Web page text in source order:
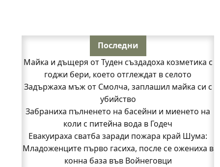
Последни
Майка и дъщеря от Туден създадоха козметика с
годжи бери, което отглеждат в селото
Задържаха мъж от Смолча, заплашил майка си с
убийство
Забраниха пълненето на басейни и миенето на
коли с питейна вода в Годеч
Евакуираха сватба заради пожара край Шума:
Младоженците първо гасиха, после се ожениха в
конна база във Войнеговци